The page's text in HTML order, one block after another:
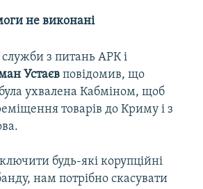
не виконані
з питань АРК і
Устаєв повідомив, що
ухвалена Кабміном, щоб
товарів до Криму і з
будь-які корупційні
нам потрібно скасувати